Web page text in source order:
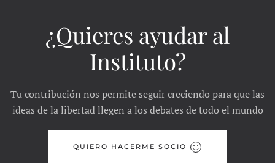
¿Quieres ayudar al
Instituto?
Tu contribución nos permite seguir creciendo para que las
ideas de la libertad llegen a los debates de todo el mundo
QUIERO HACERME SOCIO